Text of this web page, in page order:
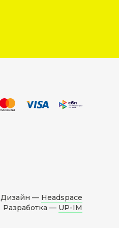
Дизайн — Headspace
Разработка — UP-IM